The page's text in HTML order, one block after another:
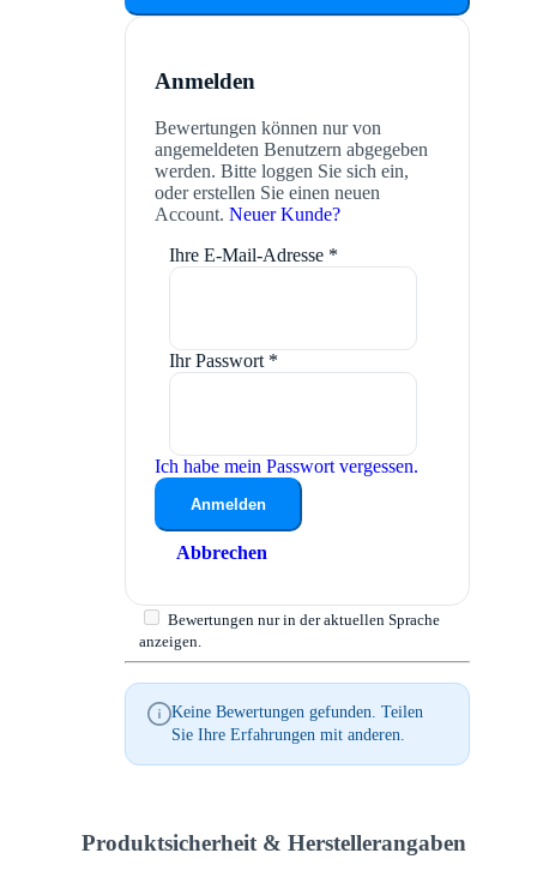
Anmelden
Bewertungen können nur von
angemeldeten Benutzern abgegeben
werden. Bitte loggen Sie sich ein,
oder erstellen Sie einen neuen
Account. Neuer Kunde?
Ihre E-Mail-Adresse *
Ihr Passwort *
Ich habe mein Passwort vergessen.
Anmelden
Abbrechen
Bewertungen nur in der aktuellen Sprache
anzeigen.
Keine Bewertungen gefunden. Teilen
Sie Ihre Erfahrungen mit anderen.
Produktsicherheit & Herstellerangaben